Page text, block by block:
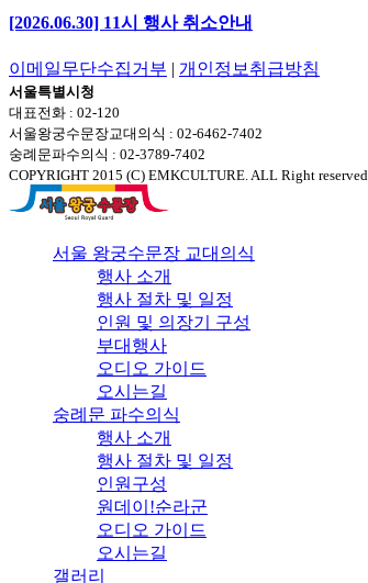
[2026.06.30] 11시 행사 취소안내
이메일무단수집거부 | 개인정보취급방침
서울특별시청
대표전화 : 02-120
서울왕궁수문장교대의식 : 02-6462-7402
숭례문파수의식 : 02-3789-7402
COPYRIGHT 2015 (C) EMKCULTURE. ALL Right reserved
서울 왕궁수문장 교대의식
행사 소개
행사 절차 및 일정
인원 및 의장기 구성
부대행사
오디오 가이드
오시는길
숭례문 파수의식
행사 소개
행사 절차 및 일정
인원구성
원데이!순라군
오디오 가이드
오시는길
갤러리